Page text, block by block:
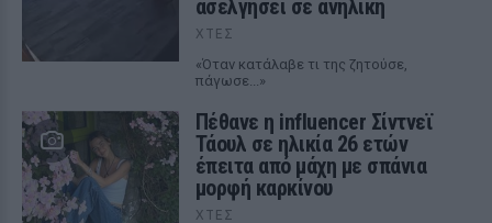
ασελγήσει σε ανήλικη
ΧΤΕΣ
«Όταν κατάλαβε τι της ζητούσε,
πάγωσε...»
Πέθανε η influencer Σίντνεϊ
Τάουλ σε ηλικία 26 ετών
έπειτα από μάχη με σπάνια
μορφή καρκίνου
ΧΤΕΣ